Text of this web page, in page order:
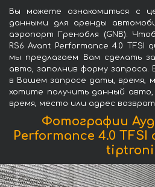
Вы можете ознакомиться с
данными для аренды
аэропорт Гренобля (GNB).
RS6 Avant Performance 4.0 TFSI
мы предлагаем Вам сделать
авто, заполнив форму запроса.
в Вашем запросе даты, время,
хотите получить данный
время, место или адрес
Фотографии
Performance 4.0